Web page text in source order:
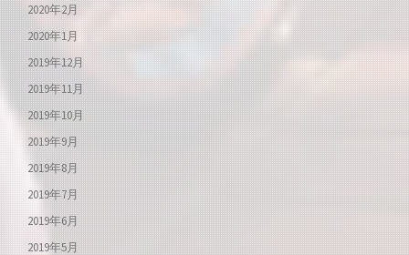
2020年2月
2020年1月
2019年12月
2019年11月
2019年10月
2019年9月
2019年8月
2019年7月
2019年6月
2019年5月